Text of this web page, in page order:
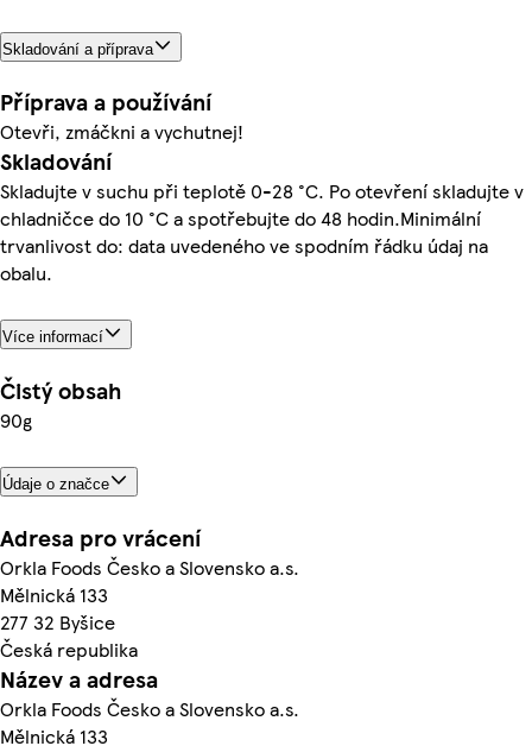
Skladování a příprava
Příprava a používání
Otevři, zmáčkni a vychutnej!
Skladování
Skladujte v suchu při teplotě 0-28 °C. Po otevření skladujte v
chladničce do 10 °C a spotřebujte do 48 hodin.Minimální
trvanlivost do: data uvedeného ve spodním řádku údaj na
obalu.
Více informací
Čistý obsah
90g
Údaje o značce
Adresa pro vrácení
Orkla Foods Česko a Slovensko a.s.
Mělnická 133
277 32 Byšice
Česká republika
Název a adresa
Orkla Foods Česko a Slovensko a.s.
Mělnická 133